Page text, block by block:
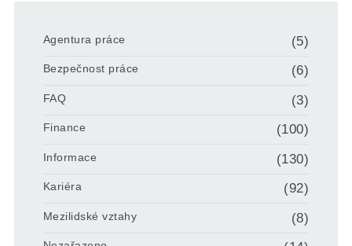
Agentura práce (5)
Bezpečnost práce (6)
FAQ (3)
Finance (100)
Informace (130)
Kariéra (92)
Mezilidské vztahy (8)